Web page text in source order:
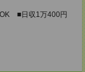
■日収1万400円